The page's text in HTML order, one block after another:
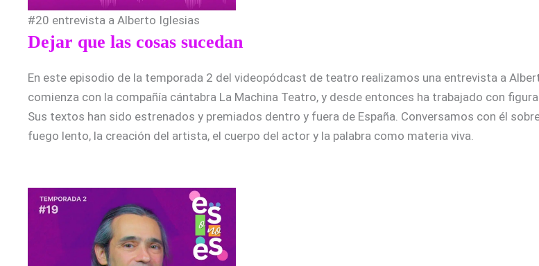
#20 entrevista a Alberto Iglesias
Dejar que las cosas sucedan
En este episodio de la temporada 2 del videopódcast de teatro realizamos una entrevista a
comienza con la compañía cántabra La Machina Teatro, y desde entonces ha trabajado con
Sus textos han sido estrenados y premiados dentro y fuera de España. Conversamos con él
fuego lento, la creación del artista, el cuerpo del actor y la palabra como materia viva.